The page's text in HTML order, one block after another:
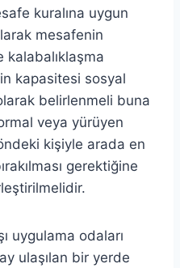
kuralına uygun
mesafenin
kalabalıklaşma
kapasitesi sosyal
belirlenmeli buna
veya yürüyen
kişiyle arada en
gerektiğine
uygulama odaları
ulaşılan bir yerde